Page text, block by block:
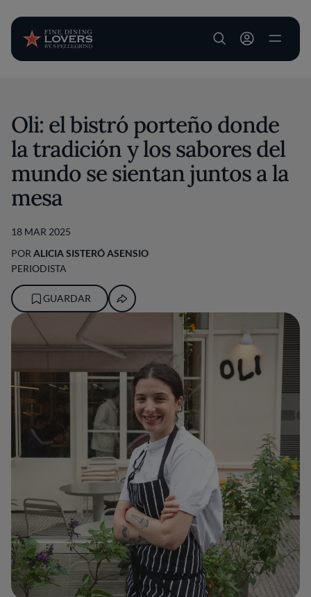
User account
Oli: el bistró porteño donde
la tradición y los sabores del
mundo se sientan juntos a la
mesa
18 MAR 2025
POR ALICIA SISTERÓ ASENSIO
PERIODISTA
GUARDAR